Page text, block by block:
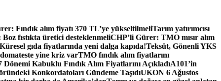
Fındık alım fiyatı 370 TL’ye yükseltilmeliTarım yatırımcısı
fıstıkta üretici desteklenmeliCHP’li Gürer: TMO mısır alım
Küresel gıda fiyatlarında yeni dalga kapıda!Teksüt, Gönenli YKS
yine kriz varTMO fındık alım fiyatlarını
Kabuklu Fındık Alım Fiyatlarını AçıkladıA101’in
Konkordatoları Gündeme TaşıdıUKON 6 Ağustos